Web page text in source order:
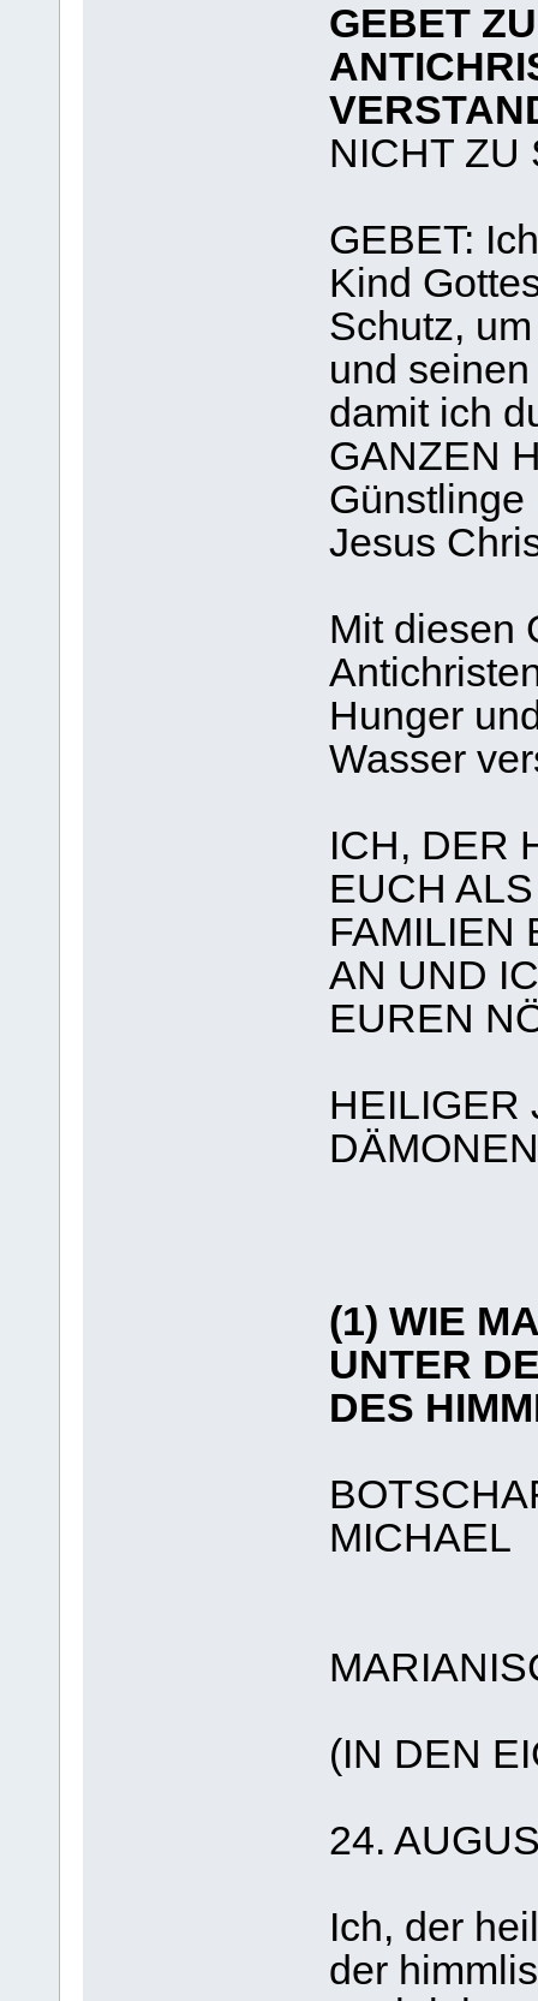
GEBET
NICHT ZU
GEBET:
Kind
Schutz,
und
damit ich
GANZEN
Jesus
Mit diesen
Hunger
Wasser
ICH, DER
EUCH
FAMILIEN
AN UND
EUREN
HEILIGER
(1) WIE
UNTER
DES
MICHAEL
(IN DEN
24.
Ich, der
der